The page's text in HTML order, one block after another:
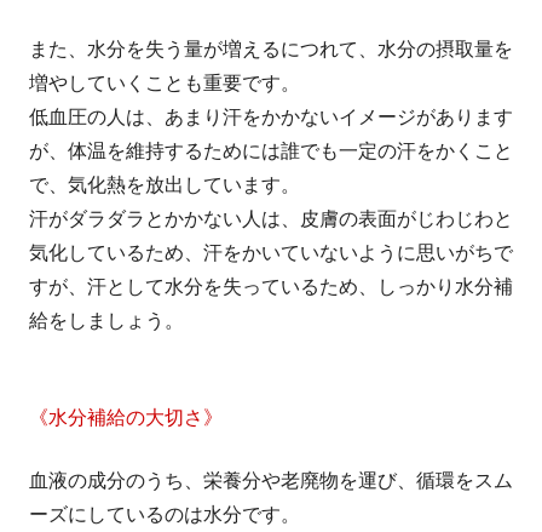
また、水分を失う量が増えるにつれて、水分の摂取量を
増やしていくことも重要です。
低血圧の人は、あまり汗をかかないイメージがあります
が、体温を維持するためには誰でも一定の汗をかくこと
で、気化熱を放出しています。
汗がダラダラとかかない人は、皮膚の表面がじわじわと
気化しているため、汗をかいていないように思いがちで
すが、汗として水分を失っているため、しっかり水分補
給をしましょう。
《水分補給の大切さ》
血液の成分のうち、栄養分や老廃物を運び、循環をスム
ーズにしているのは水分です。